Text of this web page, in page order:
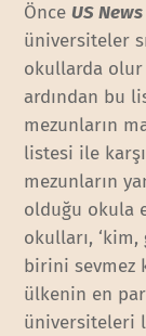
ÖnceUS
üniversiteler
okullarda olur
ardından bu
mezunların
listesi ile
mezunların
olduğu okula
okulları,
birini sevmez
ülkenin en
üniversiteleri